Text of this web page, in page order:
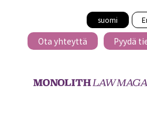
suomi
Ota yhteyttä Pyydä